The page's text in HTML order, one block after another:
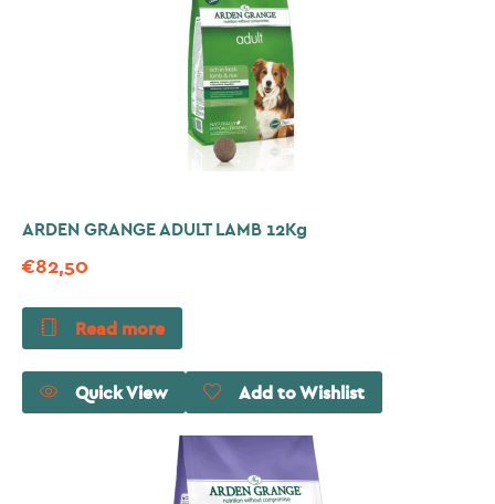
ARDEN GRANGE ADULT LAMB 12Kg
€82,50
Read more
Quick View Add to Wishlist